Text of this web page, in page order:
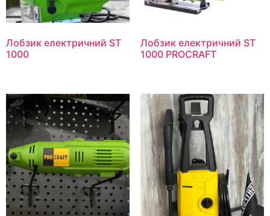
Лобзик електричний ST
1000
Лобзик електричний ST
1000 PROCRAFT